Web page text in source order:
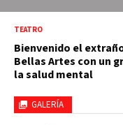
GALERÍA
TEATRO
Bienvenido el
Bellas Artes con un
la salud mental